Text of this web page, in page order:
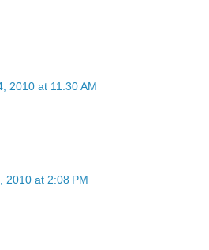
2010 at 11:30 AM
2010 at 2:08 PM